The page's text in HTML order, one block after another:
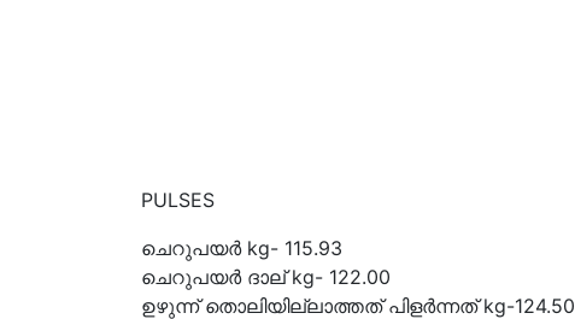
PULSES
ചെറുപയർ kg- 115.93
ചെറുപയർ ദാല് kg- 122.00
ഉഴുന്ന് തൊലിയില്ലാത്തത് പിളർന്നത് kg-124.50